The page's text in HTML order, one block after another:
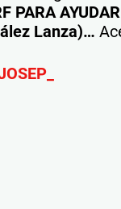
PARA
Lanza)…